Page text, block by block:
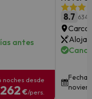
antes
noches desde
262 €/pers.
8.7 634